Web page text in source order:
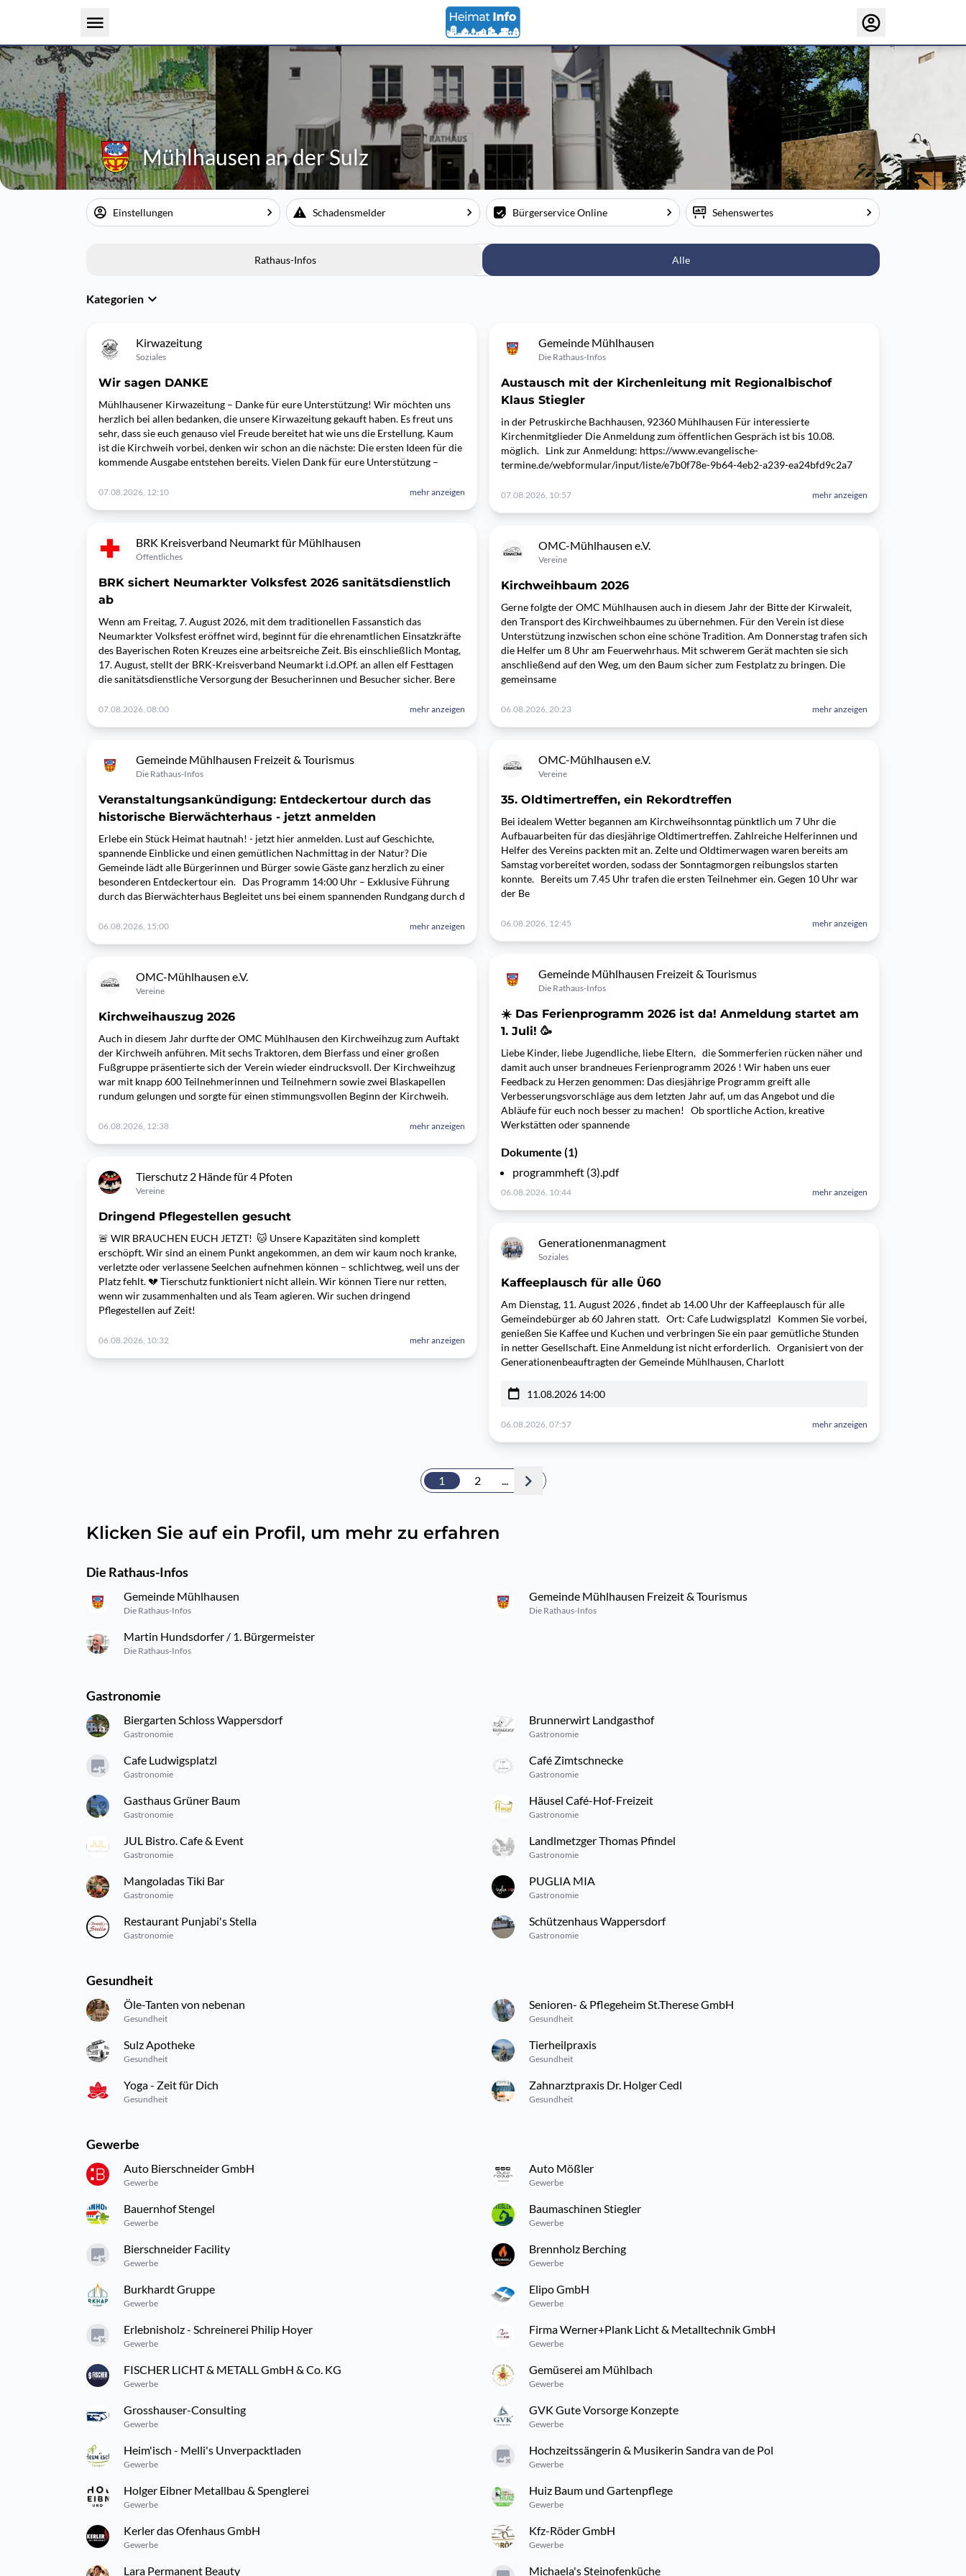
Mühlhausen an der Sulz
Einstellungen Schadensmelder Bürgerservice Online Sehenswertes
Rathaus-Infos Alle
Kategorien
Kirwazeitung
Soziales
Wir sagen DANKE
Mühlhausener Kirwazeitung – Danke für eure Unterstützung! Wir möchten uns
herzlich bei allen bedanken, die unsere Kirwazeitung gekauft haben. Es freut uns
sehr, dass sie euch genauso viel Freude bereitet hat wie uns die Erstellung. Kaum
ist die Kirchweih vorbei, denken wir schon an die nächste: Die ersten Ideen für die
kommende Ausgabe entstehen bereits. Vielen Dank für eure Unterstützung –
07.08.2026, 12:10 mehr anzeigen
BRK Kreisverband Neumarkt für Mühlhausen
Öffentliches
BRK sichert Neumarkter Volksfest 2026 sanitätsdienstlich
ab
Wenn am Freitag, 7. August 2026, mit dem traditionellen Fassanstich das
Neumarkter Volksfest eröffnet wird, beginnt für die ehrenamtlichen Einsatzkräfte
des Bayerischen Roten Kreuzes eine arbeitsreiche Zeit. Bis einschließlich Montag,
17. August, stellt der BRK-Kreisverband Neumarkt i.d.OPf. an allen elf Festtagen
die sanitätsdienstliche Versorgung der Besucherinnen und Besucher sicher. Bere
07.08.2026, 08:00 mehr anzeigen
Gemeinde Mühlhausen Freizeit & Tourismus
Die Rathaus-Infos
Veranstaltungsankündigung: Entdeckertour durch das
historische Bierwächterhaus - jetzt anmelden
Erlebe ein Stück Heimat hautnah! - jetzt hier anmelden. Lust auf Geschichte,
spannende Einblicke und einen gemütlichen Nachmittag in der Natur? Die
Gemeinde lädt alle Bürgerinnen und Bürger sowie Gäste ganz herzlich zu einer
besonderen Entdeckertour ein. Das Programm 14:00 Uhr – Exklusive Führung
durch das Bierwächterhaus Begleitet uns bei einem spannenden Rundgang durch d
06.08.2026, 15:00 mehr anzeigen
OMC-Mühlhausen e.V.
Vereine
Kirchweihauszug 2026
Auch in diesem Jahr durfte der OMC Mühlhausen den Kirchweihzug zum Auftakt
der Kirchweih anführen. Mit sechs Traktoren, dem Bierfass und einer großen
Fußgruppe präsentierte sich der Verein wieder eindrucksvoll. Der Kirchweihzug
war mit knapp 600 Teilnehmerinnen und Teilnehmern sowie zwei Blaskapellen
rundum gelungen und sorgte für einen stimmungsvollen Beginn der Kirchweih.
06.08.2026, 12:38 mehr anzeigen
Tierschutz 2 Hände für 4 Pfoten
Vereine
Dringend Pflegestellen gesucht
🚨 WIR BRAUCHEN EUCH JETZT! 🐱 Unsere Kapazitäten sind komplett
erschöpft. Wir sind an einem Punkt angekommen, an dem wir kaum noch kranke,
verletzte oder verlassene Seelchen aufnehmen können – schlichtweg, weil uns der
Platz fehlt. 💔 Tierschutz funktioniert nicht allein. Wir können Tiere nur retten,
wenn wir zusammenhalten und als Team agieren. Wir suchen dringend
Pflegestellen auf Zeit!
06.08.2026, 10:32 mehr anzeigen
Gemeinde Mühlhausen
Die Rathaus-Infos
Austausch mit der Kirchenleitung mit Regionalbischof
Klaus Stiegler
in der Petruskirche Bachhausen, 92360 Mühlhausen Für interessierte
Kirchenmitglieder Die Anmeldung zum öffentlichen Gespräch ist bis 10.08.
möglich. Link zur Anmeldung: https://www.evangelische-
termine.de/webformular/input/liste/e7b0f78e-9b64-4eb2-a239-ea24bfd9c2a7
07.08.2026, 10:57 mehr anzeigen
OMC-Mühlhausen e.V.
Vereine
Kirchweihbaum 2026
Gerne folgte der OMC Mühlhausen auch in diesem Jahr der Bitte der Kirwaleit,
den Transport des Kirchweihbaumes zu übernehmen. Für den Verein ist diese
Unterstützung inzwischen schon eine schöne Tradition. Am Donnerstag trafen sich
die Helfer um 8 Uhr am Feuerwehrhaus. Mit schwerem Gerät machten sie sich
anschließend auf den Weg, um den Baum sicher zum Festplatz zu bringen. Die
gemeinsame
06.08.2026, 20:23 mehr anzeigen
OMC-Mühlhausen e.V.
Vereine
35. Oldtimertreffen, ein Rekordtreffen
Bei idealem Wetter begannen am Kirchweihsonntag pünktlich um 7 Uhr die
Aufbauarbeiten für das diesjährige Oldtimertreffen. Zahlreiche Helferinnen und
Helfer des Vereins packten mit an. Zelte und Oldtimerwagen waren bereits am
Samstag vorbereitet worden, sodass der Sonntagmorgen reibungslos starten
konnte. Bereits um 7.45 Uhr trafen die ersten Teilnehmer ein. Gegen 10 Uhr war
der Be
06.08.2026, 12:45 mehr anzeigen
Gemeinde Mühlhausen Freizeit & Tourismus
Die Rathaus-Infos
☀️ Das Ferienprogramm 2026 ist da! Anmeldung startet am
1. Juli! 🥳
Liebe Kinder, liebe Jugendliche, liebe Eltern, die Sommerferien rücken näher und
damit auch unser brandneues Ferienprogramm 2026 ! Wir haben uns euer
Feedback zu Herzen genommen: Das diesjährige Programm greift alle
Verbesserungsvorschläge aus dem letzten Jahr auf, um das Angebot und die
Abläufe für euch noch besser zu machen! Ob sportliche Action, kreative
Werkstätten oder spannende
Dokumente (1)
programmheft (3).pdf
06.08.2026, 10:44 mehr anzeigen
Generationenmanagment
Soziales
Kaffeeplausch für alle Ü60
Am Dienstag, 11. August 2026 , findet ab 14.00 Uhr der Kaffeeplausch für alle
Gemeindebürger ab 60 Jahren statt. Ort: Cafe Ludwigsplatzl Kommen Sie vorbei,
genießen Sie Kaffee und Kuchen und verbringen Sie ein paar gemütliche Stunden
in netter Gesellschaft. Eine Anmeldung ist nicht erforderlich. Organisiert von der
Generationenbeauftragten der Gemeinde Mühlhausen, Charlott
11.08.2026 14:00
06.08.2026, 07:57 mehr anzeigen
1 2 ...
Klicken Sie auf ein Profil, um mehr zu erfahren
Die Rathaus-Infos
Gemeinde Mühlhausen
Die Rathaus-Infos
Gemeinde Mühlhausen Freizeit & Tourismus
Die Rathaus-Infos
Martin Hundsdorfer / 1. Bürgermeister
Die Rathaus-Infos
Gastronomie
Biergarten Schloss Wappersdorf
Gastronomie
Brunnerwirt Landgasthof
Gastronomie
Cafe Ludwigsplatzl
Gastronomie
Café Zimtschnecke
Gastronomie
Gasthaus Grüner Baum
Gastronomie
Häusel Café-Hof-Freizeit
Gastronomie
JUL Bistro. Cafe & Event
Gastronomie
Landlmetzger Thomas Pfindel
Gastronomie
Mangoladas Tiki Bar
Gastronomie
PUGLIA MIA
Gastronomie
Restaurant Punjabi's Stella
Gastronomie
Schützenhaus Wappersdorf
Gastronomie
Gesundheit
Öle-Tanten von nebenan
Gesundheit
Senioren- & Pflegeheim St.Therese GmbH
Gesundheit
Sulz Apotheke
Gesundheit
Tierheilpraxis
Gesundheit
Yoga - Zeit für Dich
Gesundheit
Zahnarztpraxis Dr. Holger Cedl
Gesundheit
Gewerbe
Auto Bierschneider GmbH
Gewerbe
Auto Mößler
Gewerbe
Bauernhof Stengel
Gewerbe
Baumaschinen Stiegler
Gewerbe
Bierschneider Facility
Gewerbe
Brennholz Berching
Gewerbe
Burkhardt Gruppe
Gewerbe
Elipo GmbH
Gewerbe
Erlebnisholz - Schreinerei Philip Hoyer
Gewerbe
Firma Werner+Plank Licht & Metalltechnik GmbH
Gewerbe
FISCHER LICHT & METALL GmbH & Co. KG
Gewerbe
Gemüserei am Mühlbach
Gewerbe
Grosshauser-Consulting
Gewerbe
GVK Gute Vorsorge Konzepte
Gewerbe
Heim'isch - Melli's Unverpacktladen
Gewerbe
Hochzeitssängerin & Musikerin Sandra van de Pol
Gewerbe
Holger Eibner Metallbau & Spenglerei
Gewerbe
Huiz Baum und Gartenpflege
Gewerbe
Kerler das Ofenhaus GmbH
Gewerbe
Kfz-Röder GmbH
Gewerbe
Lara Permanent Beauty Michaela's Steinofenküche